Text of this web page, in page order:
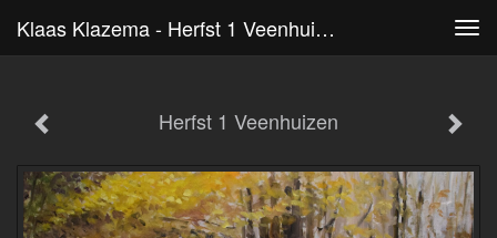
Klaas Klazema - Herfst 1 Veenhuizen
Herfst 1 Veenhuizen